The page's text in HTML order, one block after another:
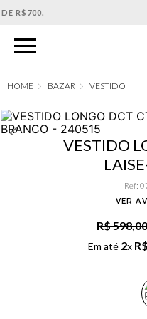
BAZAR VESTIDO
VESTIDO
Ref:
VER
R$ 598,00
Em até 2x R$